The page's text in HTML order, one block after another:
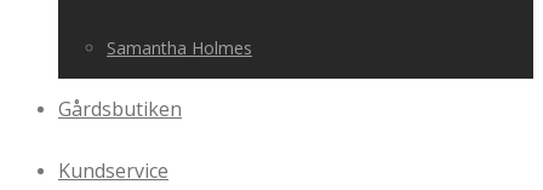
Samantha Holmes
Gårdsbutiken
Kundservice